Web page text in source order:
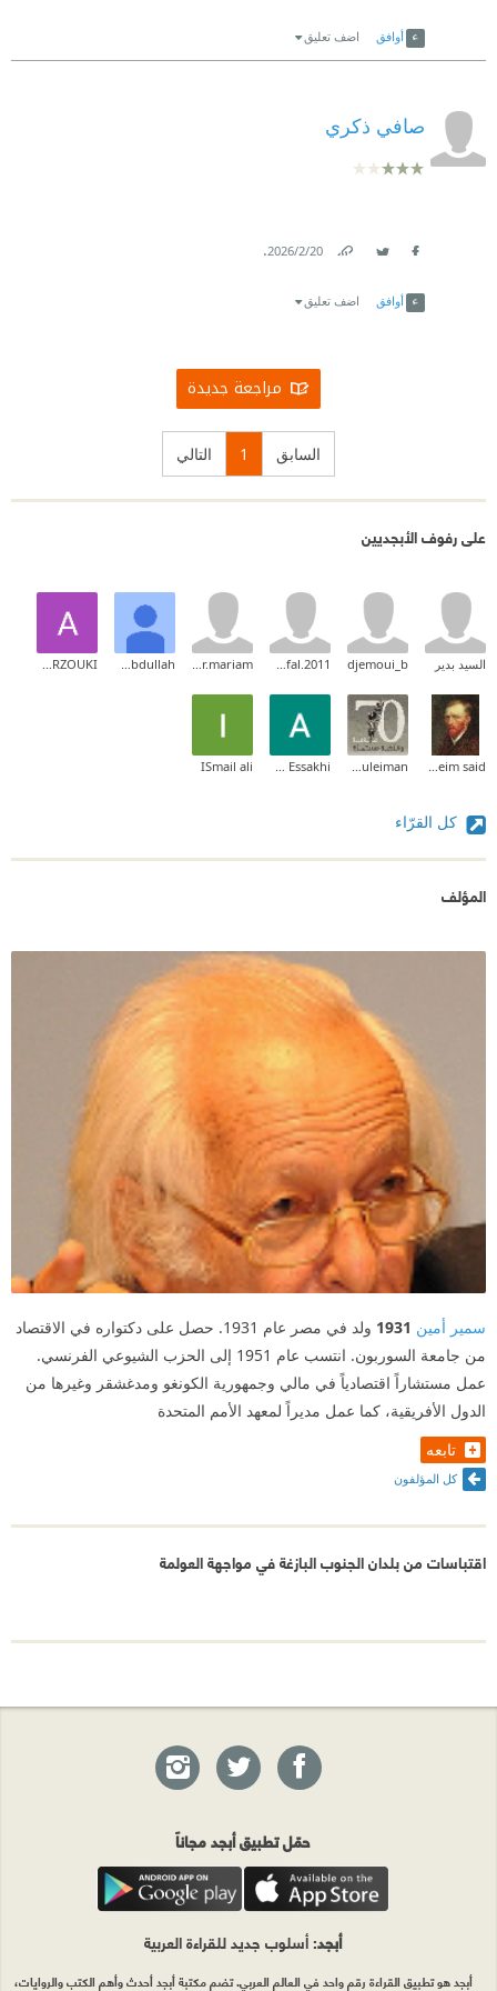
أوافق اضف تعليق
صافي ذكري
20‏/2‏/2026
.
أوافق اضف تعليق
مراجعة جديدة
السابق 1 التالي
على رفوف الأبجديين
السيد بدير djemoui_b
jalal.nofal.2011
alattar.mariam
Saad Abdullah
Abderrahmane MARZOUKI
moneim said
reem suleiman
Ahmed Essakhi
ISmail ali
كل القرّاء
المؤلف
سمير أمين 1931
ولد في مصر عام 1931. حصل على دكتواره في الاقتصاد
من جامعة السوربون. انتسب عام 1951 إلى الحزب الشيوعي الفرنسي.
عمل مستشاراً اقتصادياً في مالي وجمهورية الكونغو ومدغشقر وغيرها من
الدول الأفريقية، كما عمل مديراً لمعهد الأمم المتحدة
تابعه
كل المؤلفون
اقتباسات من بلدان الجنوب البازغة في مواجهة العولمة
حمّل تطبيق أبجد مجاناً
أبجد: أسلوب جديد للقراءة العربية
أبجد هو تطبيق القراءة رقم واحد في العالم العربي. تضم مكتبة أبجد أحدث وأهم الكتب والروايات،